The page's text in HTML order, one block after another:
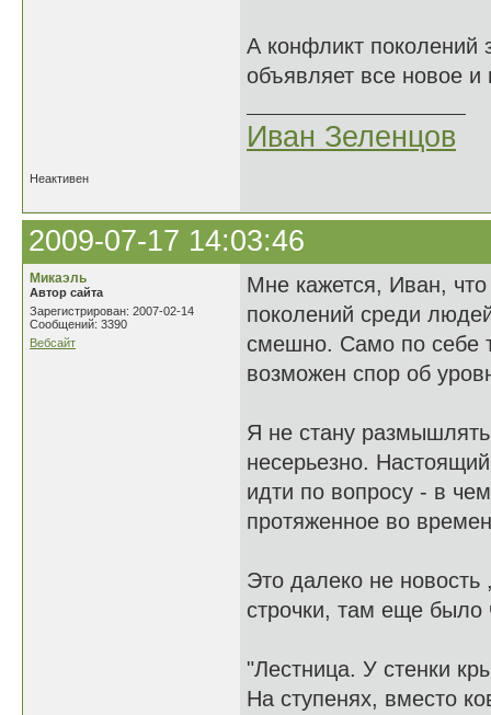
А конфликт поколений
объявляет все новое и
Иван Зеленцов
Неактивен
2009-07-17 14:03:46
Микаэль
Автор сайта
Зарегистрирован: 2007-02-14
Сообщений: 3390
Вебсайт
Мне кажется, Иван,
поколений среди
смешно. Само по себе
возможен спор об
Я не стану
несерьезно.
идти по вопросу - в
протяженное во
Это далеко не
строчки, там еще
"Лестница. У стенки
На ступенях, вместо